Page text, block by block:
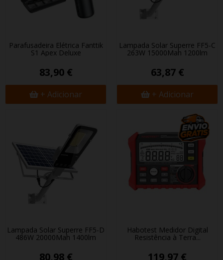
Parafusadeira Elétrica Fanttik
S1 Apex Deluxe
83,90 €
+ Adicionar
Lampada Solar Superfire FF5-C
263W 15000Mah 1200lm
63,87 €
+ Adicionar
Lampada Solar Superfire FF5-D
486W 20000Mah 1400lm
80,98 €
Habotest Medidor Digital
Resistência à Terra...
119,97 €